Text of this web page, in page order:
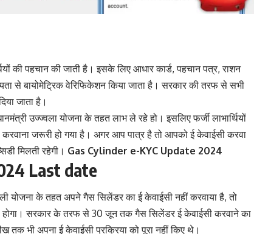
की पहचान की जाती है। इसके लिए आधार कार्ड, पहचान पत्र, राशन
से बायोमेट्रिक वेरिफिकेशन किया जाता है। सरकार की तरफ से सभी
जाता है।
उज्ज्वला योजना के तहत लाभ ले रहे हो। इसलिए फर्जी लाभार्थियों
जरूरी हो गया है। अगर आप पात्र है तो आपको ई केवाईसी करवा
मिलती रहेगी। Gas Cylinder e-KYC Update 2024
Last date
के तहत अपने गैस सिलेंडर का ई केवाईसी नहीं करवाया है, तो
सरकार के तरफ से 30 जून तक गैस सिलेंडर ई केवाईसी करवाने का
तक भी अपना ई केवाईसी प्रक्रिया को पूरा नहीं किए थे।